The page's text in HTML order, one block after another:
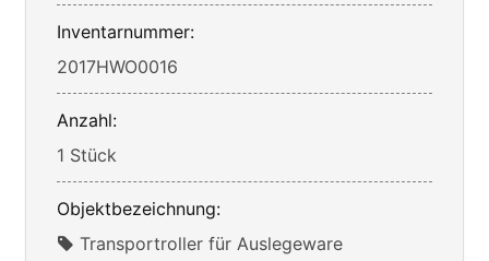
Inventarnummer:
2017HWO0016
Anzahl:
1 Stück
Objektbezeichnung:
Transportroller für Auslegeware